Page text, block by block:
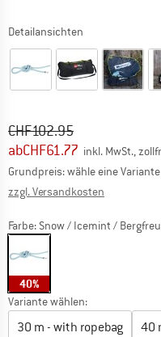
Detailansichten
Ursprünglicher Preis :
CHF102.95
Preis:
abCHF61.77 inkl. MwSt.,
Grundpreis: wähle eine
zzgl. Versandkosten
Farbe: Snow / Icemint /
40%
Variante wählen:
30 m - with ropebag 40